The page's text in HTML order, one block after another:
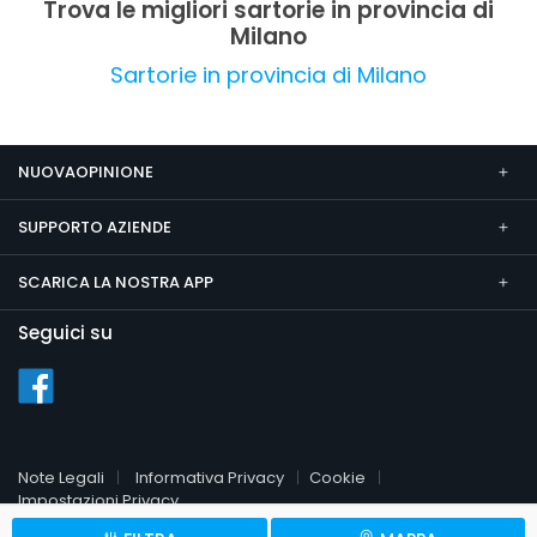
Trova le migliori sartorie in provincia di
Milano
Sartorie in provincia di Milano
NUOVAOPINIONE
SUPPORTO AZIENDE
SCARICA LA NOSTRA APP
Seguici su
Note Legali Informativa Privacy
Cookie
Impostazioni Privacy